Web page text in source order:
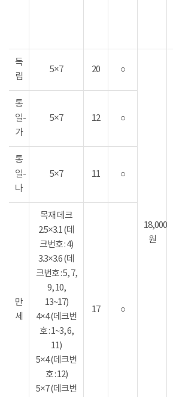
독
립
5×7 20 ○
18,000
원
통
일-
가
5×7 12 ○
통
일-
나
5×7 11 ○
만
세
목재 데크
2.5×3.1 (데
크번호 : 4)
3.3×3.6 (데
크번호 : 5, 7,
9, 10,
13~17)
4×4 (데크번
호 : 1~3, 6,
11)
5×4 (데크번
호 : 12)
5×7 (데크번
17 ○